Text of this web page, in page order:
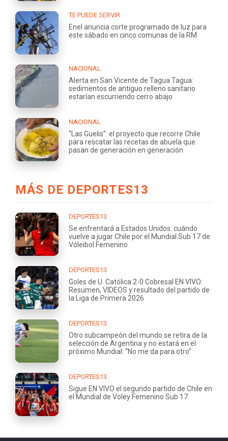
TE PUEDE SERVIR
Enel anuncia corte programado de luz para
este sábado en cinco comunas de la RM
NACIONAL
Alerta en San Vicente de Tagua Tagua:
sedimentos de antiguo relleno sanitario
estarían escurriendo cerro abajo
NACIONAL
“Las Guelis”: el proyecto que recorre Chile
para rescatar las recetas de abuela que
pasan de generación en generación
MÁS DE DEPORTES13
DEPORTES13
Se enfrentará a Estados Unidos: cuándo
vuelve a jugar Chile por el Mundial Sub 17 de
Vóleibol Femenino
DEPORTES13
Goles de U. Católica 2-0 Cobresal EN VIVO:
Resumen, VIDEOS y resultado del partido de
la Liga de Primera 2026
DEPORTES13
Otro subcampeón del mundo se retira de la
selección de Argentina y no estará en el
próximo Mundial: “No me da para otro”
DEPORTES13
Sigue EN VIVO el segundo partido de Chile en
el Mundial de Voley Femenino Sub 17